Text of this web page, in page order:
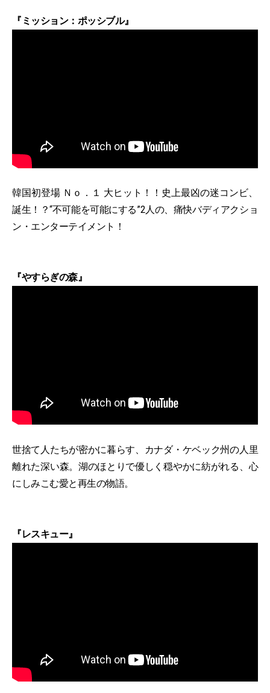
『ミッション：ポッシブル』
韓国初登場 Ｎｏ．１ 大ヒット！！史上最凶の迷コンビ、
誕生！？“不可能を可能にする”2人の、痛快バディアクショ
ン・エンターテイメント！
『やすらぎの森』
世捨て人たちが密かに暮らす、カナダ・ケベック州の人里
離れた深い森。湖のほとりで優しく穏やかに紡がれる、心
にしみこむ愛と再生の物語。
『レスキュー』